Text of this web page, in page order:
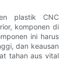
plastik CNC
komponen di
ini harus
dan keausan
tahan aus vital